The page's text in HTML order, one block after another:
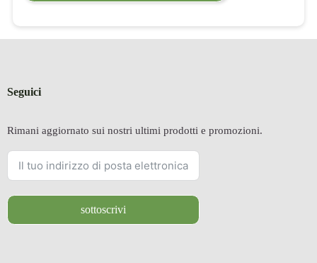
Seguici
Rimani aggiornato sui nostri ultimi prodotti e promozioni.
sottoscrivi